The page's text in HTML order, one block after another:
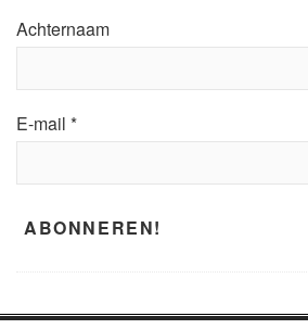
Achternaam
E-mail *